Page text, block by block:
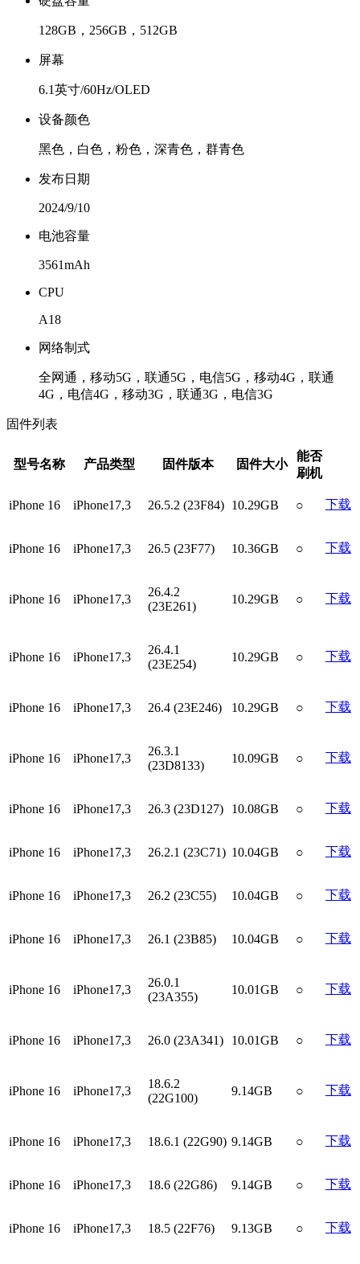
128GB，256GB，512GB
屏幕
6.1英寸/60Hz/OLED
设备颜色
黑色，白色，粉色，深青色，群青色
发布日期
2024/9/10
电池容量
3561mAh
CPU
A18
网络制式
全网通，移动5G，联通5G，电信5G，移动4G，联通
4G，电信4G，移动3G，联通3G，电信3G
固件列表
型号名称 产品类型 固件版本 固件大小
能否
刷机
iPhone 16 iPhone17,3 26.5.2 (23F84) 10.29GB ○ 下载
iPhone 16 iPhone17,3 26.5 (23F77) 10.36GB ○ 下载
iPhone 16 iPhone17,3
26.4.2
(23E261)
10.29GB ○ 下载
iPhone 16 iPhone17,3
26.4.1
(23E254)
10.29GB ○ 下载
iPhone 16 iPhone17,3 26.4 (23E246) 10.29GB ○ 下载
iPhone 16 iPhone17,3
26.3.1
(23D8133)
10.09GB ○ 下载
iPhone 16 iPhone17,3 26.3 (23D127) 10.08GB ○ 下载
iPhone 16 iPhone17,3 26.2.1 (23C71) 10.04GB ○ 下载
iPhone 16 iPhone17,3 26.2 (23C55) 10.04GB ○ 下载
iPhone 16 iPhone17,3 26.1 (23B85) 10.04GB ○ 下载
iPhone 16 iPhone17,3
26.0.1
(23A355)
10.01GB ○ 下载
iPhone 16 iPhone17,3 26.0 (23A341) 10.01GB ○ 下载
iPhone 16 iPhone17,3
18.6.2
(22G100)
9.14GB ○ 下载
iPhone 16 iPhone17,3 18.6.1 (22G90) 9.14GB ○ 下载
iPhone 16 iPhone17,3 18.6 (22G86) 9.14GB ○ 下载
iPhone 16 iPhone17,3 18.5 (22F76) 9.13GB ○ 下载